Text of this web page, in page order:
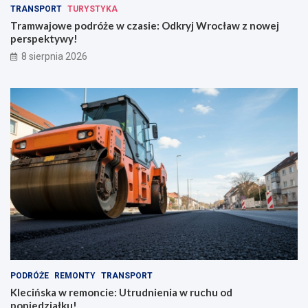
z
r
a
d
n
y
m
p
l
e
c
a
k
e
m
w
p
e
e
k
t
y
w
y
!
TRANSPORT TURYSTYKA
Tramwajowe podróże w czasie: Odkryj Wrocław z nowej
perspektywy!
8 sierpnia 2026
PODRÓŻE REMONTY TRANSPORT
Klecińska w remoncie: Utrudnienia w ruchu od
poniedziałku!